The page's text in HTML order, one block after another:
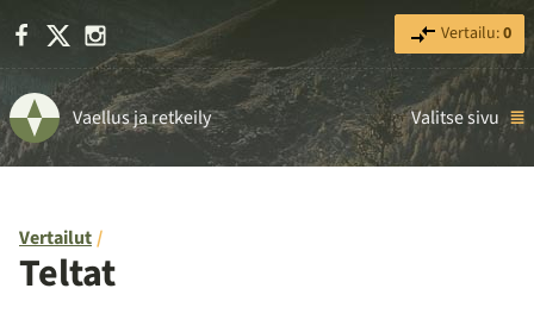
Facebook Instagram Vertailu:0
Vaellus ja retkeily Valitse sivu
Vertailut
Teltat